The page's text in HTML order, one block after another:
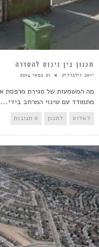
תכנון בין ניכוס להסדרה
יואב זילברדיק 21 במאי 2014
מה המשמעות של סגירת מרפסת
מתמודד עם שינוי המרחב בידי...
לשלוט לתכנן 0 תגובות